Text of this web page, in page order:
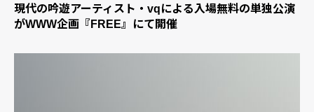
現代の吟遊アーティスト・vqによる入場無料の単独公演
がWWW企画『FREE』にて開催